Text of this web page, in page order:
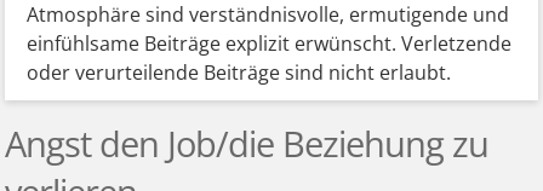
Atmosphäre sind verständnisvolle, ermutigende und
einfühlsame Beiträge explizit erwünscht. Verletzende
oder verurteilende Beiträge sind nicht erlaubt.
Angst den Job/die Beziehung zu